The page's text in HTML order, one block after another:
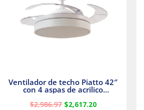
Ventilador de techo Piatto 42″
con 4 aspas de acrilico
transparente
$2,986.97 $2,617.20